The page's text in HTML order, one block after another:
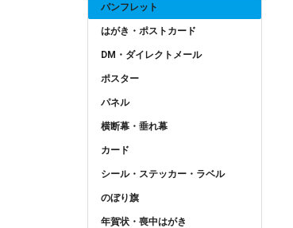
パンフレット
はがき・ポストカード
DM・ダイレクトメール
ポスター
パネル
横断幕・垂れ幕
カード
シール・ステッカー・ラベル
のぼり旗
年賀状・喪中はがき